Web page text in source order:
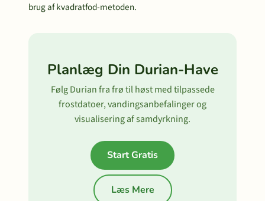
brug af kvadratfod-metoden.
Planlæg Din Durian-Have
Følg Durian fra frø til høst med tilpassede
frostdatoer, vandingsanbefalinger og
visualisering af samdyrkning.
Start Gratis
Læs Mere